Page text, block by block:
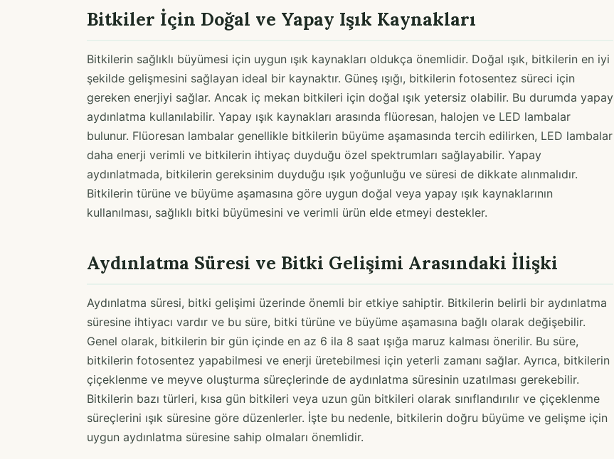
Bitkiler İçin Doğal ve Yapay Işık Kaynakları
Bitkilerin sağlıklı büyümesi için uygun ışık kaynakları oldukça önemlidir. Doğal ışık, bitkilerin en iyi
şekilde gelişmesini sağlayan ideal bir kaynaktır. Güneş ışığı, bitkilerin fotosentez süreci için
gereken enerjiyi sağlar. Ancak iç mekan bitkileri için doğal ışık yetersiz olabilir. Bu durumda yapay
aydınlatma kullanılabilir. Yapay ışık kaynakları arasında flüoresan, halojen ve LED lambalar
bulunur. Flüoresan lambalar genellikle bitkilerin büyüme aşamasında tercih edilirken, LED lambalar
daha enerji verimli ve bitkilerin ihtiyaç duyduğu özel spektrumları sağlayabilir. Yapay
aydınlatmada, bitkilerin gereksinim duyduğu ışık yoğunluğu ve süresi de dikkate alınmalıdır.
Bitkilerin türüne ve büyüme aşamasına göre uygun doğal veya yapay ışık kaynaklarının
kullanılması, sağlıklı bitki büyümesini ve verimli ürün elde etmeyi destekler.
Aydınlatma Süresi ve Bitki Gelişimi Arasındaki İlişki
Aydınlatma süresi, bitki gelişimi üzerinde önemli bir etkiye sahiptir. Bitkilerin belirli bir aydınlatma
süresine ihtiyacı vardır ve bu süre, bitki türüne ve büyüme aşamasına bağlı olarak değişebilir.
Genel olarak, bitkilerin bir gün içinde en az 6 ila 8 saat ışığa maruz kalması önerilir. Bu süre,
bitkilerin fotosentez yapabilmesi ve enerji üretebilmesi için yeterli zamanı sağlar. Ayrıca, bitkilerin
çiçeklenme ve meyve oluşturma süreçlerinde de aydınlatma süresinin uzatılması gerekebilir.
Bitkilerin bazı türleri, kısa gün bitkileri veya uzun gün bitkileri olarak sınıflandırılır ve çiçeklenme
süreçlerini ışık süresine göre düzenlerler. İşte bu nedenle, bitkilerin doğru büyüme ve gelişme için
uygun aydınlatma süresine sahip olmaları önemlidir.